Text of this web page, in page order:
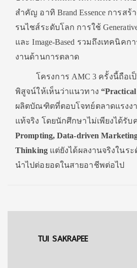
สำคัญ อาทิ Brand Essence การส
รนไชส์ระดับโลก การใช้
และ Image-Based รวมถึงเทคนิค
งานด้านการตลาด
โครงการ AMC 3 ครั้งนี้ถือ
พิสูจน์ให้เห็นว่าแนวทาง
ผลิตบัณฑิตที่ตอบโจทย์ตลาดแรงง
แท้จริง โดยนักศึกษาไม่เพียงได้รับ
Prompting, Data-driven
Thinkingแต่ยังได้ผลงานจริงในระ
นำไปต่อยอดในสายอาชีพต่อไป
TUI SAKRAPEE